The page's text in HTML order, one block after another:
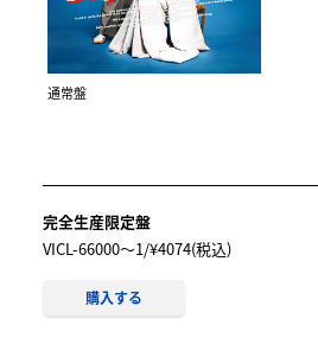
通常盤
完全生産限定盤
VICL-66000〜1/¥4074(税込)
購入する